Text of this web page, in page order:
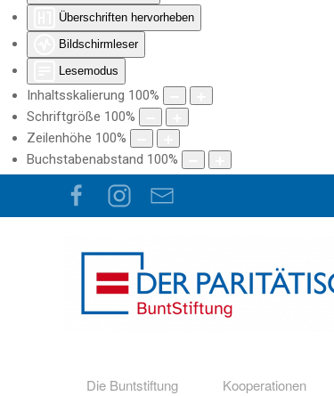
Überschriften hervorheben
Bildschirmleser
Lesemodus
Inhaltsskalierung 100%
Schriftgröße 100%
Zeilenhöhe 100%
Buchstabenabstand 100%
Die Buntstiftung Kooperationen